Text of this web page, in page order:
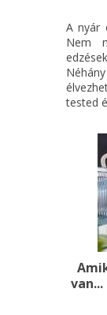
A nyár
Nem
tested